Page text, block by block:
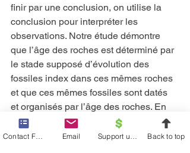
finir par une conclusion, on utilise la
conclusion pour interpréter les
observations. Notre étude démontre
que l’âge des roches est déterminé par
le stade supposé d’évolution des
fossiles index dans ces mêmes roches
et que ces mêmes fossiles sont datés
et organisés par l’âge des roches. En
résumé les roches datent les fossiles et
les fossiles datent les roches. N’est il
Contact Form Email Back to top